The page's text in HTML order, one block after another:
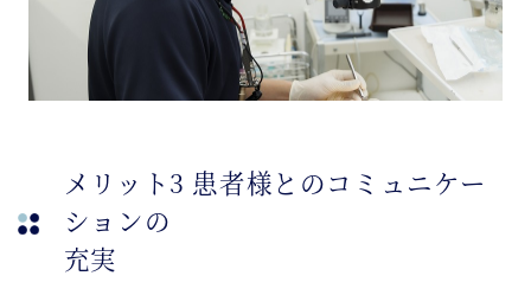
メリット3 患者様とのコミュニケー
ションの
充実